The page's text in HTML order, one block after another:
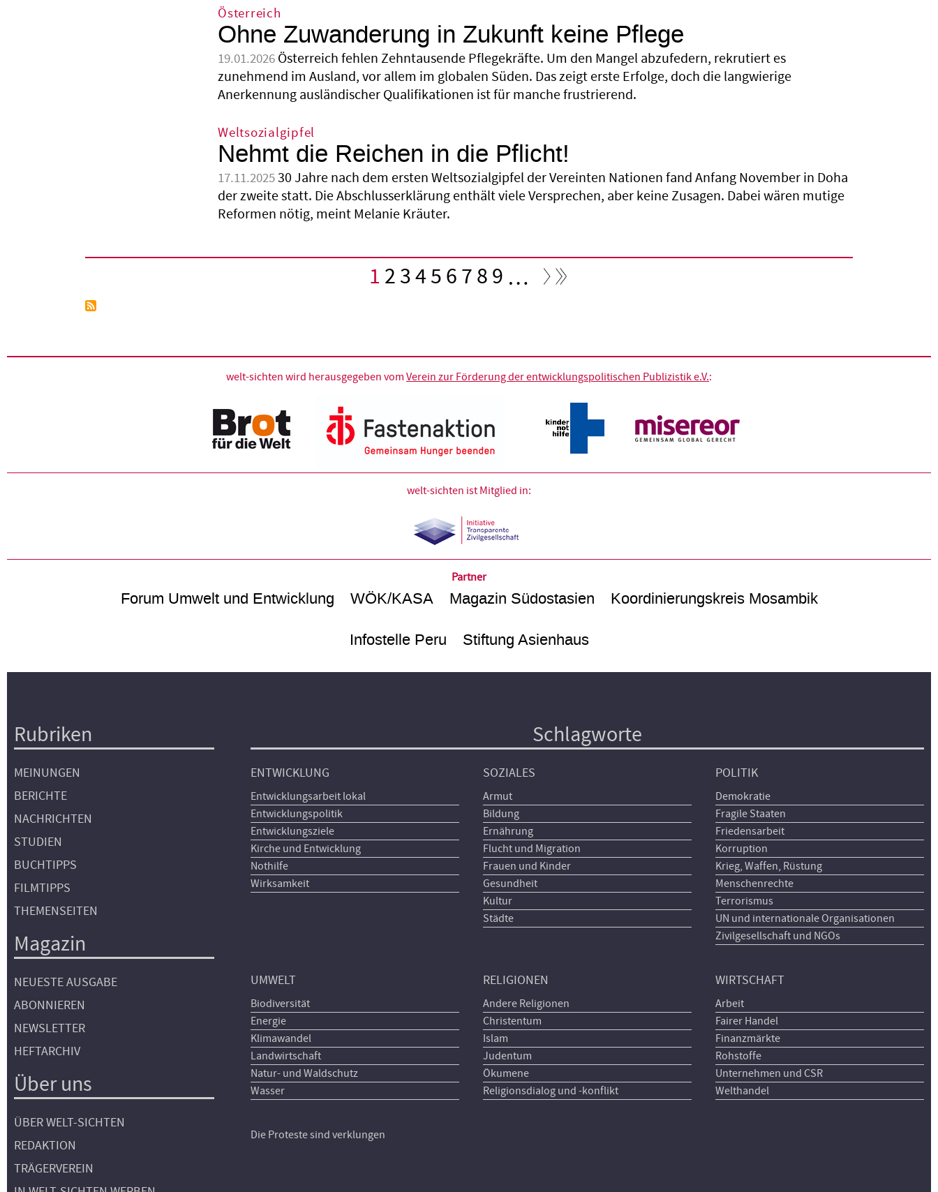
Österreich
Ohne Zuwanderung in Zukunft keine Pflege
19.01.2026 Österreich fehlen Zehntausende Pflegekräfte. Um den Mangel abzufedern, rekrutiert es
zunehmend im Ausland, vor allem im globalen Süden. Das zeigt erste Erfolge, doch die langwierige
Anerkennung ausländischer Qualifikationen ist für manche frustrierend.
Weltsozialgipfel
Nehmt die Reichen in die Pflicht!
17.11.202530 Jahre nach dem ersten Weltsozialgipfel der Vereinten Nationen fand Anfang November in Doha
der zweite statt. Die Abschlusserklärung enthält viele Versprechen, aber keine Zusagen. Dabei wären mutige
Reformen nötig, meint Melanie Kräuter.
Seitennummerierung
Aktuelle
1 Seite
2Seite
3Seite
4Seite
5Seite
6Seite
7Seite
8Seite
9 …
welt-sichten wird herausgegeben vom Verein zur Förderung der entwicklungspolitischen Publizistik e.V.:
welt-sichten ist Mitglied in:
Partner
Forum Umwelt und Entwicklung WÖK/KASA Magazin Südostasien Koordinierungskreis Mosambik
Infostelle Peru Stiftung Asienhaus
Hauptnavigation
Rubriken
MEINUNGEN
BERICHTE
NACHRICHTEN
STUDIEN
BUCHTIPPS
FILMTIPPS
THEMENSEITEN
Magazin
NEUESTE AUSGABE
ABONNIEREN
NEWSLETTER
HEFTARCHIV
Über uns
ÜBER WELT-SICHTEN
REDAKTION
TRÄGERVEREIN
Schlagworte
ENTWICKLUNG
Entwicklungsarbeit lokal
Entwicklungspolitik
Entwicklungsziele
Kirche und Entwicklung
Nothilfe
Wirksamkeit
SOZIALES
Armut
Bildung
Ernährung
Flucht und Migration
Frauen und Kinder
Gesundheit
Kultur
Städte
POLITIK
Demokratie
Fragile Staaten
Friedensarbeit
Korruption
Krieg, Waffen, Rüstung
Menschenrechte
Terrorismus
UN und internationale Organisationen
Zivilgesellschaft und NGOs
UMWELT
Biodiversität
Energie
Klimawandel
Landwirtschaft
Natur- und Waldschutz
Wasser
RELIGIONEN
Andere Religionen
Christentum
Islam
Judentum
Ökumene
Religionsdialog und -konflikt
WIRTSCHAFT
Arbeit
Fairer Handel
Finanzmärkte
Rohstoffe
Unternehmen und CSR
Welthandel
Die Proteste sind verklungen